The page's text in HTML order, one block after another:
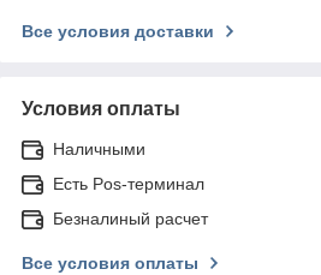
Все условия доставки
Условия оплаты
Наличными
Есть Pos-терминал
Безналиный расчет
Все условия оплаты